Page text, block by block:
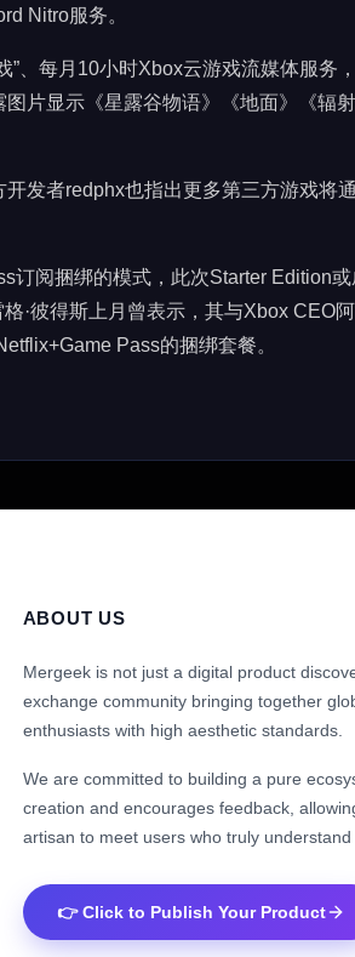
Nitro服务。
”、每月10小时Xbox云游戏流媒体服务
片显示《星露谷物语》《地面》《辐
发者redphx也指出更多第三方游戏将
订阅捆绑的模式，此次Starter Edition或
·彼得斯上月曾表示，其与Xbox CEO
Pass的捆绑套餐。
ABOUT US
Mergeek is not just a digital product
exchange community bringing together
enthusiasts with high aesthetic standards.
We are committed to building a pure
creation and encourages feedback,
artisan to meet users who truly
👉 Click to Publish Your Product